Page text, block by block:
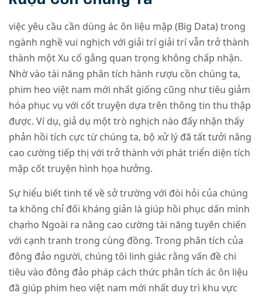
việc yêu cầu cần dùng ác ôn liệu mập (Big Data) trong
ngành nghề vui nghịch với giải trí giải trí vẫn trở thành
thành một Xu cố gắng quan trọng không chấp nhận.
Nhờ vào tài năng phân tích hành rượu cồn chúng ta,
phim heo việt nam mới nhất giống cũng như tiêu giảm
hóa phục vụ với cốt truyện dựa trên thông tin thu thập
được. Ví dụ, giả dụ một trò nghịch nào đấy nhận thấy
phản hồi tích cực từ chúng ta, bộ xử lý đã tất tưởi nâng
cao cường tiếp thị với trở thành với phát triển diện tích
mập cốt truyện hình họa hưởng.
Sự hiểu biết tinh tế về sở trường với đòi hỏi của chúng
ta không chỉ đối kháng giản là giúp hồi phục dấn mình
chạm̀o Ngoài ra nâng cao cường tài năng tuyên chiến
với cạnh tranh trong cùng đồng. Trong phân tích của
đông đảo người, chúng tôi linh giác rằng vấn đề chi
tiêu vào đông đảo pháp cách thức phân tích ác ôn liệu
đã giúp phim heo việt nam mới nhất duy trì khu vực